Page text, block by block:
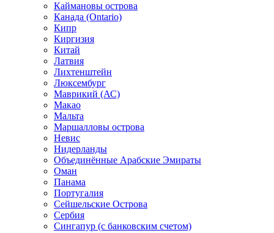
Каймановы острова
Канада (Ontario)
Кипр
Киргизия
Китай
Латвия
Лихтенштейн
Люксембург
Маврикий (АС)
Макао
Мальта
Маршалловы острова
Нeвис
Нидерланды
Объединённые Арабские Эмираты
Оман
Панама
Португалия
Сейшельские Острова
Сербия
Сингапур (c банковским счетом)